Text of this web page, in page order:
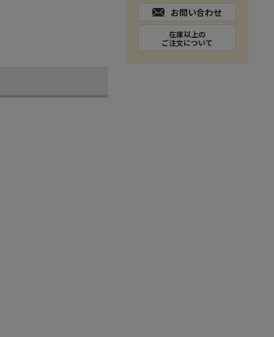
お問い合わせ
在庫以上の
ご注文について